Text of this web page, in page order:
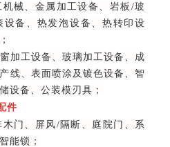
机械、金属加工设备、岩板/玻
备、热发泡设备、热转印设
加工设备、玻璃加工设备、成
线、表面喷涂及镀色设备、智
设备、公装模刃具；
件
木门、屏风/隔断、庭院门、系
能锁；